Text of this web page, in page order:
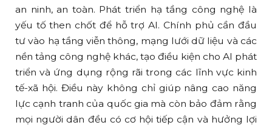
an ninh, an toàn. Phát triển hạ tầng công nghệ là
yếu tố then chốt để hỗ trợ AI. Chính phủ cần đầu
tư vào hạ tầng viễn thông, mạng lưới dữ liệu và các
nền tảng công nghệ khác, tạo điều kiện cho AI phát
triển và ứng dụng rộng rãi trong các lĩnh vực kinh
tế-xã hội. Điều này không chỉ giúp nâng cao năng
lực cạnh tranh của quốc gia mà còn bảo đảm rằng
mọi người dân đều có cơ hội tiếp cận và hưởng lợi